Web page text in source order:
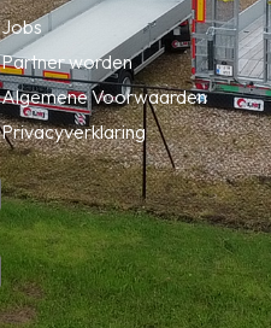
Jobs
Partner worden
Algemene Voorwaarden
Privacyverklaring